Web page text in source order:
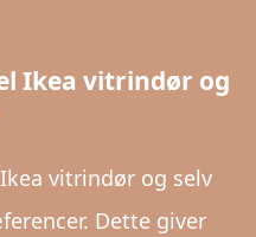
Ikea vitrindør og
vitrindør og selv
Dette giver